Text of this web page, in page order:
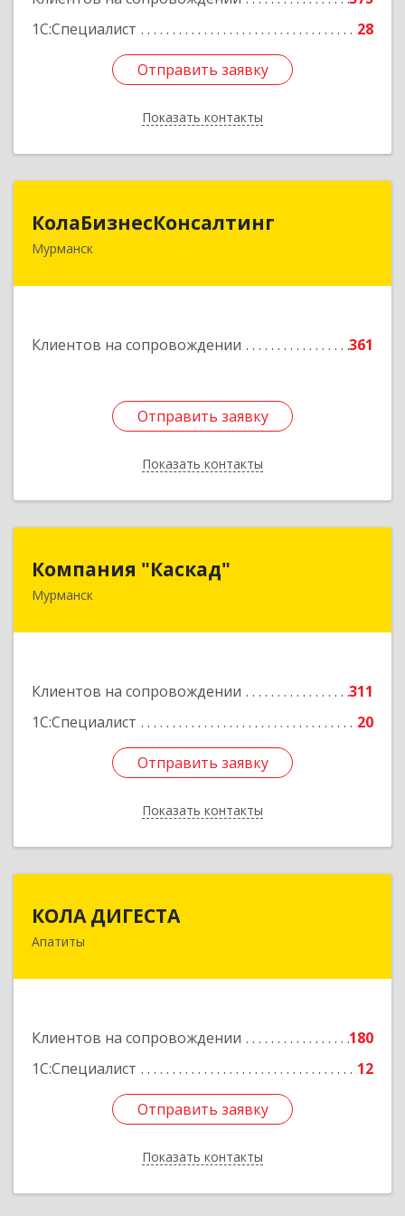
1С:Специалист
28
Отправить заявку
Показать контакты
Отправить заявку
Назад
КолаБизнесКонсалтинг
Мурманск
Клиентов на сопровождении 361
Отправить заявку
Показать контакты
Отправить заявку
Назад
Компания "Каскад"
Мурманск
Клиентов на сопровождении
311
1С:Специалист
20
Отправить заявку
Показать контакты
183038, Мурманская обл, Мурманск г, Бабикова
Отправить заявку
Назад
КОЛА ДИГЕСТА
Апатиты
Клиентов на сопровождении
180
1С:Специалист
12
Отправить заявку
Показать контакты
Отправить заявку
Назад